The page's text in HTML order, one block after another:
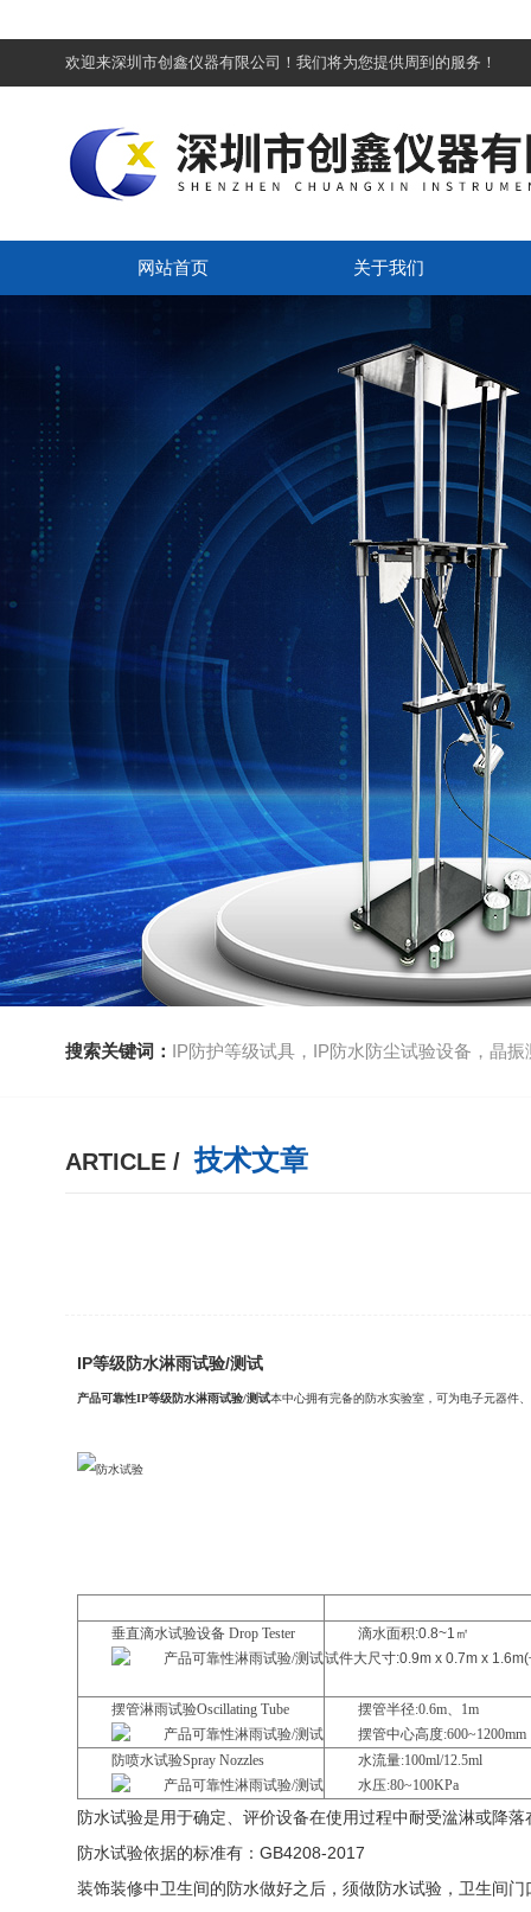
欢迎来深圳市创鑫仪器有限公司！我们将为您提供周到的服务！
网站首页 关于我们
搜索关键词： IP防护等级试具，IP防水防尘试验设备，晶振
ARTICLE / 技术文章
IP等级防水淋雨试验/测试
产品可靠性IP等级防水淋雨试验/测试本中心拥有完备的防水实验室，可为电子元器件
垂直滴水试验设备 Drop Tester
滴水面积:0.8~1㎡
试件大尺寸:0.9m x 0.7m x
摆管淋雨试验Oscillating Tube
摆管半径:0.6m、1m
摆管中心高度:600~1200mm
防喷水试验Spray Nozzles
水流量:100ml/12.5ml
水压:80~100KPa
防水试验是用于确定、评价设备在使用过程中耐受湓淋或降
防水试验依据的标准有：GB4208-2017
装饰装修中卫生间的防水做好之后，须做防水试验，卫生间